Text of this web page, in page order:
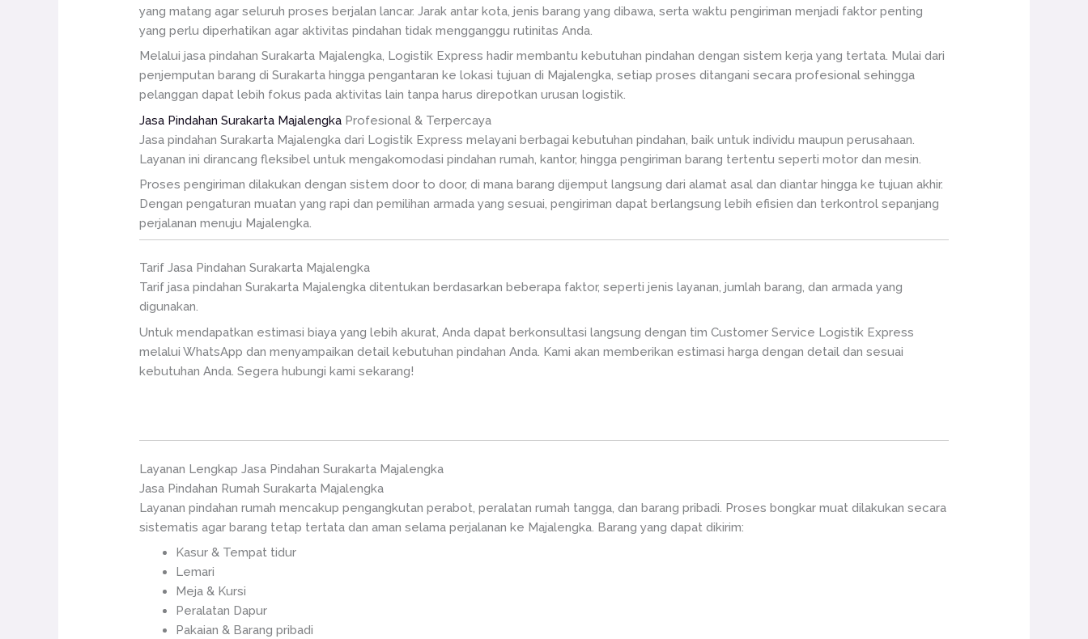
yang matang agar seluruh proses berjalan lancar. Jarak antar kota, jenis barang yang dibawa, serta waktu pengiriman menjadi faktor penting
yang perlu diperhatikan agar aktivitas pindahan tidak mengganggu rutinitas Anda.
Melalui jasa pindahan Surakarta Majalengka, Logistik Express hadir membantu kebutuhan pindahan dengan sistem kerja yang tertata. Mulai dari
penjemputan barang di Surakarta hingga pengantaran ke lokasi tujuan di Majalengka, setiap proses ditangani secara profesional sehingga
pelanggan dapat lebih fokus pada aktivitas lain tanpa harus direpotkan urusan logistik.
Jasa Pindahan Surakarta Majalengka Profesional & Terpercaya
Jasa pindahan Surakarta Majalengka dari Logistik Express melayani berbagai kebutuhan pindahan, baik untuk individu maupun perusahaan.
Layanan ini dirancang fleksibel untuk mengakomodasi pindahan rumah, kantor, hingga pengiriman barang tertentu seperti motor dan mesin.
Proses pengiriman dilakukan dengan sistem door to door, di mana barang dijemput langsung dari alamat asal dan diantar hingga ke tujuan akhir.
Dengan pengaturan muatan yang rapi dan pemilihan armada yang sesuai, pengiriman dapat berlangsung lebih efisien dan terkontrol sepanjang
perjalanan menuju Majalengka.
Tarif Jasa Pindahan Surakarta Majalengka
Tarif jasa pindahan Surakarta Majalengka ditentukan berdasarkan beberapa faktor, seperti jenis layanan, jumlah barang, dan armada yang
digunakan.
Untuk mendapatkan estimasi biaya yang lebih akurat, Anda dapat berkonsultasi langsung dengan tim Customer Service Logistik Express
melalui WhatsApp dan menyampaikan detail kebutuhan pindahan Anda. Kami akan memberikan estimasi harga dengan detail dan sesuai
kebutuhan Anda. Segera hubungi kami sekarang!
Layanan Lengkap Jasa Pindahan Surakarta Majalengka
Jasa Pindahan Rumah Surakarta Majalengka
Layanan pindahan rumah mencakup pengangkutan perabot, peralatan rumah tangga, dan barang pribadi. Proses bongkar muat dilakukan secara
sistematis agar barang tetap tertata dan aman selama perjalanan ke Majalengka. Barang yang dapat dikirim:
Kasur & Tempat tidur
Lemari
Meja & Kursi
Peralatan Dapur
Pakaian & Barang pribadi